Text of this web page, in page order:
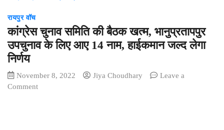
रायपुर वॉच
कांग्रेस चुनाव समिति की बैठक खत्म, भानुप्रतापपुर
उपचुनाव के लिए आए 14 नाम, हाईकमान जल्द लेगा
निर्णय
November 8, 2022 Jiya Choudhary
Leave a
Commenton